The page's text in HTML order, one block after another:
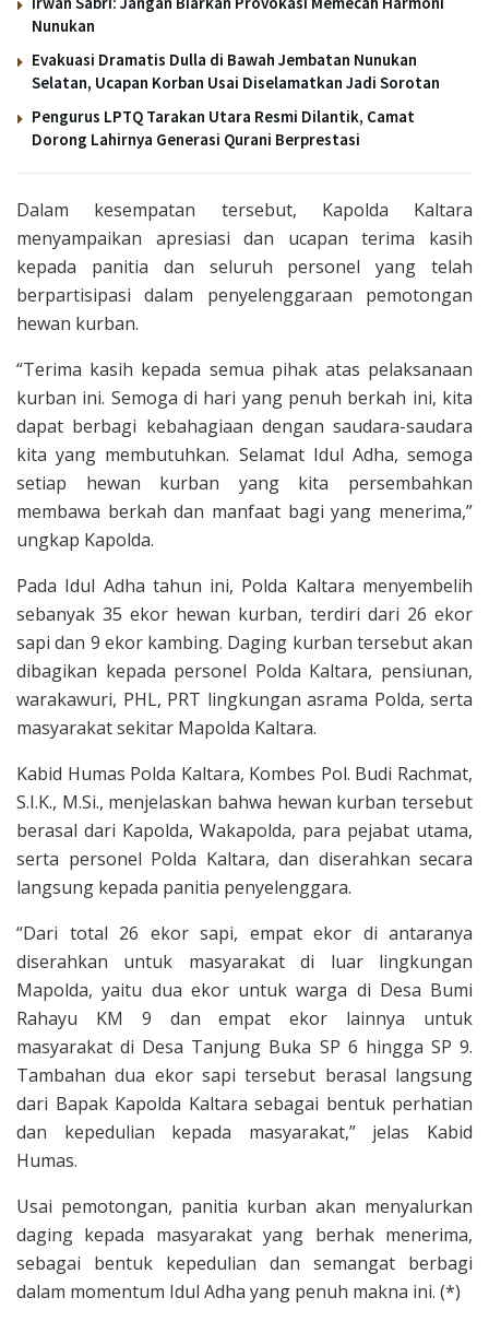
Nunukan
Evakuasi Dramatis Dulla di Bawah Jembatan Nunukan
Selatan, Ucapan Korban Usai Diselamatkan Jadi Sorotan
Pengurus LPTQ Tarakan Utara Resmi Dilantik, Camat
Dorong Lahirnya Generasi Qurani Berprestasi
Dalam kesempatan tersebut, Kapolda Kaltara
menyampaikan apresiasi dan ucapan terima kasih
kepada panitia dan seluruh personel yang telah
berpartisipasi dalam penyelenggaraan pemotongan
hewan kurban.
“Terima kasih kepada semua pihak atas pelaksanaan
kurban ini. Semoga di hari yang penuh berkah ini, kita
dapat berbagi kebahagiaan dengan saudara-saudara
kita yang membutuhkan. Selamat Idul Adha, semoga
setiap hewan kurban yang kita persembahkan
membawa berkah dan manfaat bagi yang menerima,”
ungkap Kapolda.
Pada Idul Adha tahun ini, Polda Kaltara menyembelih
sebanyak 35 ekor hewan kurban, terdiri dari 26 ekor
sapi dan 9 ekor kambing. Daging kurban tersebut akan
dibagikan kepada personel Polda Kaltara, pensiunan,
warakawuri, PHL, PRT lingkungan asrama Polda, serta
masyarakat sekitar Mapolda Kaltara.
Kabid Humas Polda Kaltara, Kombes Pol. Budi Rachmat,
S.I.K., M.Si., menjelaskan bahwa hewan kurban tersebut
berasal dari Kapolda, Wakapolda, para pejabat utama,
serta personel Polda Kaltara, dan diserahkan secara
langsung kepada panitia penyelenggara.
“Dari total 26 ekor sapi, empat ekor di antaranya
diserahkan untuk masyarakat di luar lingkungan
Mapolda, yaitu dua ekor untuk warga di Desa Bumi
Rahayu KM 9 dan empat ekor lainnya untuk
masyarakat di Desa Tanjung Buka SP 6 hingga SP 9.
Tambahan dua ekor sapi tersebut berasal langsung
dari Bapak Kapolda Kaltara sebagai bentuk perhatian
dan kepedulian kepada masyarakat,” jelas Kabid
Humas.
Usai pemotongan, panitia kurban akan menyalurkan
daging kepada masyarakat yang berhak menerima,
sebagai bentuk kepedulian dan semangat berbagi
dalam momentum Idul Adha yang penuh makna ini. (*)